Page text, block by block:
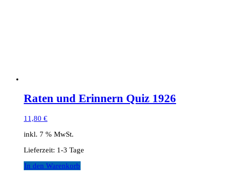
Raten und Erinnern Quiz 1926
11,80 €
inkl. 7 % MwSt.
Lieferzeit: 1-3 Tage
In den Warenkorb